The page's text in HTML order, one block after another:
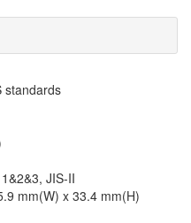
standards
JIS-II
mm(W) x 33.4 mm(H)